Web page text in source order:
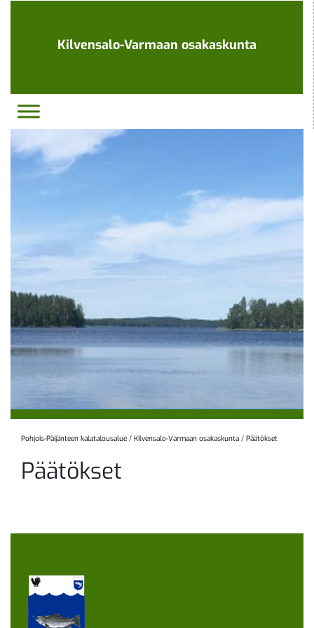
Kilvensalo-Varmaan osakaskunta
Pohjois-Päijänteen kalatalousalue / Kilvensalo-Varmaan osakaskunta / Päätökset
Päätökset